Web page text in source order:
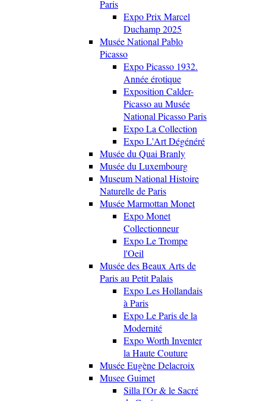
Paris
Expo Prix Marcel
Duchamp 2025
Musée National Pablo
Picasso
Expo Picasso 1932.
Année érotique
Exposition Calder-
Picasso au Musée
National Picasso Paris
Expo La Collection
Expo L'Art Dégénéré
Musée du Quai Branly
Musée du Luxembourg
Museum National Histoire
Naturelle de Paris
Musée Marmottan Monet
Expo Monet
Collectionneur
Expo Le Trompe
l'Oeil
Musée des Beaux Arts de
Paris au Petit Palais
Expo Les Hollandais
à Paris
Expo Le Paris de la
Modernité
Expo Worth Inventer
la Haute Couture
Musée Eugène Delacroix
Musee Guimet
Silla l'Or & le Sacré